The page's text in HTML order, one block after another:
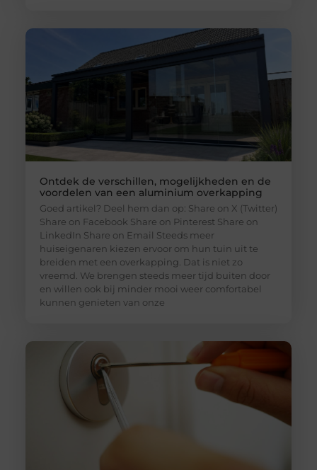
Ontdek de verschillen, mogelijkheden en de
voordelen van een aluminium overkapping
Goed artikel? Deel hem dan op: Share on X (Twitter)
Share on Facebook Share on Pinterest Share on
LinkedIn Share on Email Steeds meer
huiseigenaren kiezen ervoor om hun tuin uit te
breiden met een overkapping. Dat is niet zo
vreemd. We brengen steeds meer tijd buiten door
en willen ook bij minder mooi weer comfortabel
kunnen genieten van onze